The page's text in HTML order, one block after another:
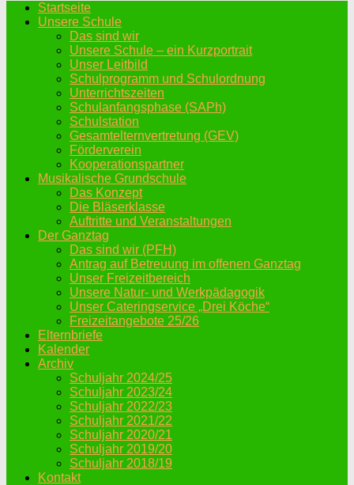
Startseite
Unsere Schule
Das sind wir
Unsere Schule – ein Kurzportrait
Unser Leitbild
Schulprogramm und Schulordnung
Unterrichtszeiten
Schulanfangsphase (SAPh)
Schulstation
Gesamtelternvertretung (GEV)
Förderverein
Kooperationspartner
Musikalische Grundschule
Das Konzept
Die Bläserklasse
Auftritte und Veranstaltungen
Der Ganztag
Das sind wir (PFH)
Antrag auf Betreuung im offenen Ganztag
Unser Freizeitbereich
Unsere Natur- und Werkpädagogik
Unser Cateringservice „Drei Köche“
Freizeitangebote 25/26
Elternbriefe
Kalender
Archiv
Schuljahr 2024/25
Schuljahr 2023/24
Schuljahr 2022/23
Schuljahr 2021/22
Schuljahr 2020/21
Schuljahr 2019/20
Schuljahr 2018/19
Kontakt